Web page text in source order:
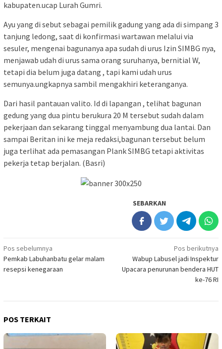
kabupaten.ucap Lurah Gumri.
Ayu yang di sebut sebagai pemilik gadung yang ada di simpang 3
tanjung ledong, saat di konfirmasi wartawan melalui via
sesuler, mengenai bagunanya apa sudah di urus Izin SIMBG nya,
menjawab udah di urus sama orang suruhanya, bernitial W,
tetapi dia belum juga datang , tapi kami udah urus
semunya.ungkapnya sambil mengakhiri keteranganya.
Dari hasil pantauan valito. Id di lapangan , telihat bagunan
gedung yang dua pintu berukura 20 M tersebut sudah dalam
pekerjaan dan sekarang tinggal menyambung dua lantai. Dan
sampai Beritan ini ke meja redaksi,bagunan tersebut belum
juga terlihat ada pemasangan Plank SIMBG tetapi aktivitas
pekerja tetap berjalan. (Basri)
SEBARKAN
Navigasi
pos
Pos sebelumnya
Pemkab Labuhanbatu gelar malam
resepsi kenegaraan
Pos berikutnya
Wabup Labusel jadi Inspektur
Upacara penurunan bendera HUT
ke-76 RI
POS TERKAIT